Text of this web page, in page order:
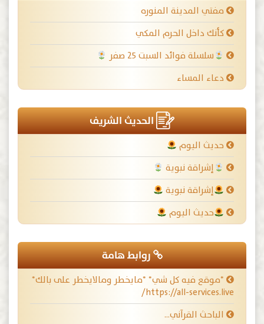
مفتي المدينة المنوره
كأنك داخل الحرم المكي
سلسلة فوائد السبت ٢٥ صفر
دعاء المساء
الحديث الشريف
حديث اليوم
إشراقة نبوية
إشراقة نبوية
حديث اليوم
روابط هامة
*موقع فيه كل شي* *مايخطر ومالايخطر على بالك*
https://all-services.live/
الباحث القرآني…